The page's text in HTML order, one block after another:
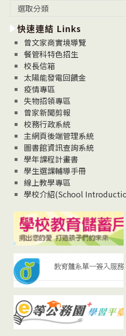
消
息
News
選取分類
快速連結 Links
曾文家商實境導覽
餐管科特色招生
校長信箱
太陽能發電回饋金
疫情專區
失物招領專區
曾家新聞剪報
校務行政系統
主網頁後端管理系統
圖書館資訊查詢系統
學年課程計畫書
學生選課輔導手冊
線上教學專區
學校介紹(School